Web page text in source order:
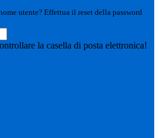
utente? Effettua il reset della password
la casella di posta elettronica!